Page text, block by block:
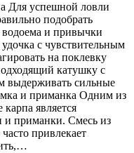
Для успешной ловли
подобрать
водоема и привычки
с чувствительным
на поклевку
катушку с
выдерживать сильные
и приманка Одним из
является
приманки. Смесь из
привлекает